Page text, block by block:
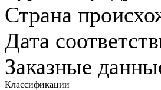
Страна
Дата
Заказные
Классификации